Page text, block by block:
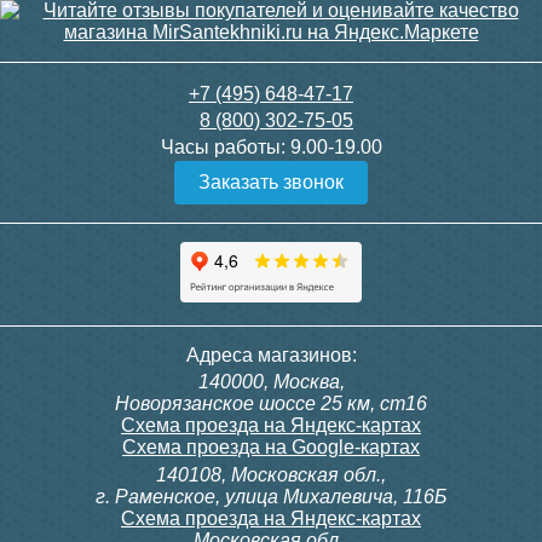
itermic Конвектор
внутрипольный
3 150
Подробнее Подробнее
100T, 230В (накладной,
расписание, упр.с пульта)
28 000
300, 230В (врезной - квадр.
коробка)
9 700
+7 (495) 648-47-17
8 (800) 302-75-05
Часы работы: 9.00-19.00
Заказать звонок
Адреса магазинов:
140000, Москва,
Новорязанское шоссе 25 км, ст16
Схема проезда на Яндекс-картах
Схема проезда на Google-картах
140108, Московская обл.,
г. Раменское, улица Михалевича, 116Б
Схема проезда на Яндекс-картах